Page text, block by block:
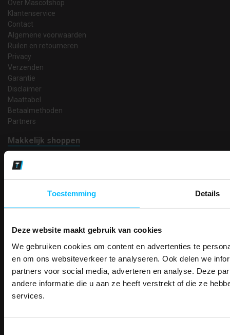
Toestemming Details
Deze website maakt gebruik van cookies
We gebruiken cookies om content en advertenties te
en om ons websiteverkeer te analyseren. Ook delen we
partners voor social media, adverteren en analyse. Deze
andere informatie die u aan ze heeft verstrekt of die ze
services.
Over Mascotshop
Klantenservice
Contact
Algemene voorwaarden
Ruilen en retourneren
Privacy
Verzenden
Garantie
Disclaimer
Maattabel
Betaalmethoden
Partners
Makkelijk shoppen
Gratis verzending in Nederland vanaf € 150,- excl. BTW
Bedruk- en borduurservice
Betaalwijze
Inschrijven
Contact
TEACO VOF
9723 JG Groningen
ONTVANG
KORTING OP
PAK